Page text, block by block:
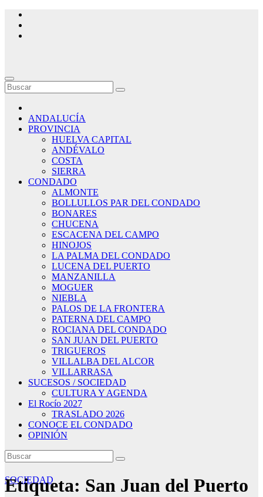
Saltar
contenido
ANDALUCÍA
PROVINCIA
HUELVA CAPITAL
ANDÉVALO
COSTA
SIERRA
CONDADO
ALMONTE
BOLLULLOS PAR DEL CONDADO
BONARES
CHUCENA
ESCACENA DEL CAMPO
HINOJOS
LA PALMA DEL CONDADO
LUCENA DEL PUERTO
MANZANILLA
MOGUER
NIEBLA
PALOS DE LA FRONTERA
PATERNA DEL CAMPO
ROCIANA DEL CONDADO
SAN JUAN DEL PUERTO
TRIGUEROS
VILLALBA DEL ALCOR
VILLARRASA
SUCESOS / SOCIEDAD
CULTURA Y AGENDA
El Rocío 2027
TRASLADO 2026
CONOCE EL CONDADO
OPINIÓN
Etiqueta: San Juan del Puerto
SOCIEDAD